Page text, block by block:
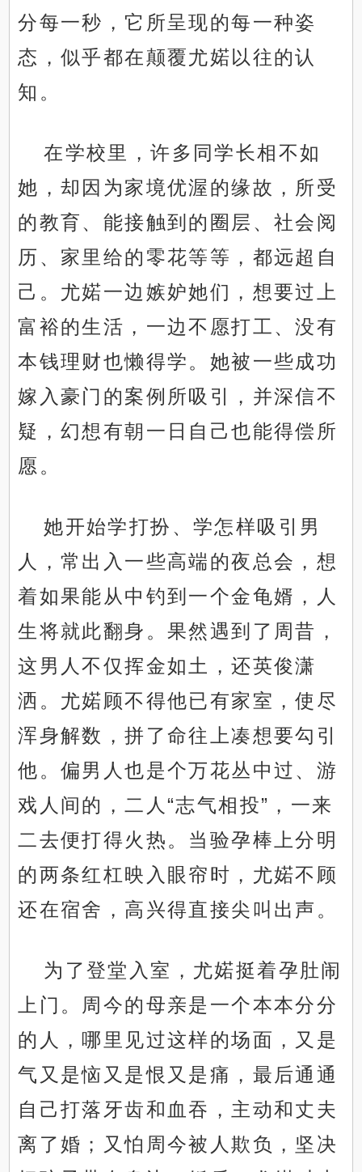
分每一秒，它所呈现的每一种姿
态，似乎都在颠覆尤婼以往的认
知。
在学校里，许多同学长相不如
她，却因为家境优渥的缘故，所受
的教育、能接触到的圈层、社会阅
历、家里给的零花等等，都远超自
己。尤婼一边嫉妒她们，想要过上
富裕的生活，一边不愿打工、没有
本钱理财也懒得学。她被一些成功
嫁入豪门的案例所吸引，并深信不
疑，幻想有朝一日自己也能得偿所
愿。
她开始学打扮、学怎样吸引男
人，常出入一些高端的夜总会，想
着如果能从中钓到一个金龟婿，人
生将就此翻身。果然遇到了周昔，
这男人不仅挥金如土，还英俊潇
洒。尤婼顾不得他已有家室，使尽
浑身解数，拼了命往上凑想要勾引
他。偏男人也是个万花丛中过、游
戏人间的，二人“志气相投”，一来
二去便打得火热。当验孕棒上分明
的两条红杠映入眼帘时，尤婼不顾
还在宿舍，高兴得直接尖叫出声。
为了登堂入室，尤婼挺着孕肚闹
上门。周今的母亲是一个本本分分
的人，哪里见过这样的场面，又是
气又是恼又是恨又是痛，最后通通
自己打落牙齿和血吞，主动和丈夫
离了婚；又怕周今被人欺负，坚决